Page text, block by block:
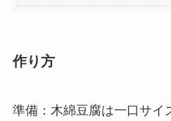
作り方
準備：木綿豆腐は一口サイ